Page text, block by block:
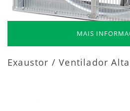
MAIS
Exaustor / Ventilador Alta